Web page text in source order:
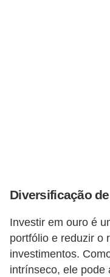
Diversificação
Investir em ouro é
portfólio e reduzir o
investimentos.
intrínseco, ele pode
t
I
m
p